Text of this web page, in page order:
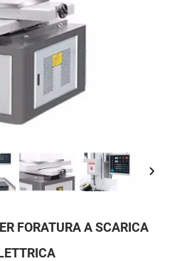
FORATURA A SCARICA